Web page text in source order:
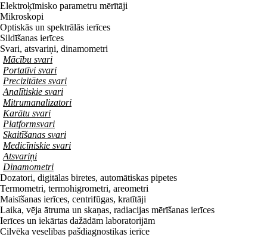
Elektroķīmisko parametru mērītāji
Mikroskopi
Optiskās un spektrālās ierīces
Sildīšanas ierīces
Svari, atsvariņi, dinamometri
Mācību svari
Portatīvi svari
Precizitātes svari
Analītiskie svari
Mitrumanalizatori
Karātu svari
Platformsvari
Skaitīšanas svari
Medicīniskie svari
Atsvariņi
Dinamometri
Dozatori, digitālas biretes, automātiskas pipetes
Termometri, termohigrometri, areometri
Maisīšanas ierīces, centrifūgas, kratītāji
Laika, vēja ātruma un skaņas, radiacijas mērīšanas ierīces
Ierīces un iekārtas dažādām laboratorijām
Cilvēka veselības pašdiagnostikas ierīce